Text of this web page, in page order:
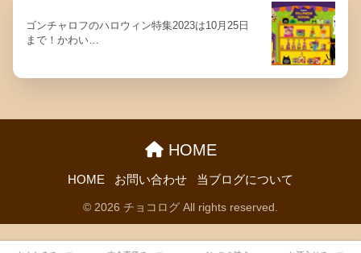
ゴンチャロフのハロウィン特集2023は10月25日
まで！かわい…
HOME
HOME お問い合わせ 当ブログについて
© 2026 チョコログ All rights reserved.